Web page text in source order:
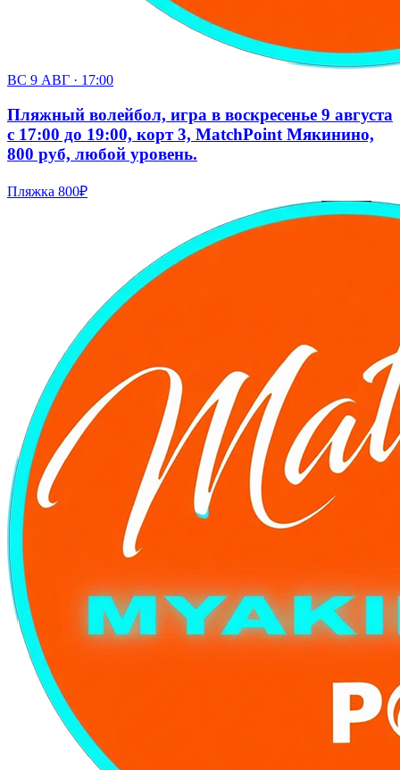
ВС 9 АВГ · 17:00
Пляжный волейбол, игра в воскресенье 9 августа
с 17:00 до 19:00, корт 3, MatchPoint Мякинино,
800 руб, любой уровень.
Пляжка 800₽